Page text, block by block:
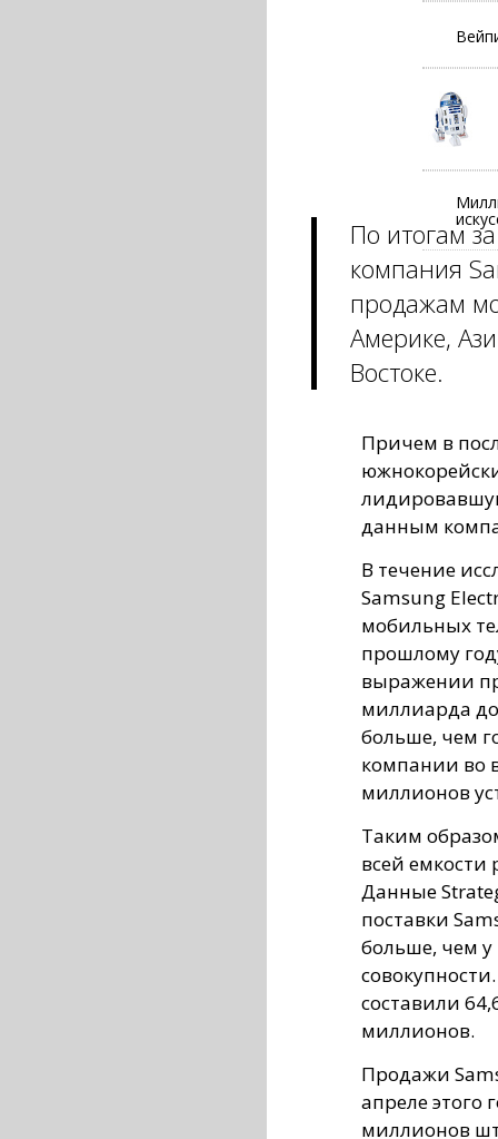
По итогам
компания
продажам
Америке,
Востоке.
Причем в
данным
В течение
Samsung
мобильных
прошлому
выражении
миллиарда
больше, чем
компании во
миллионов
Таким
всей
Данные
поставки
больше, чем у
составили
миллионов.
Продажи
апреле этого
миллионов